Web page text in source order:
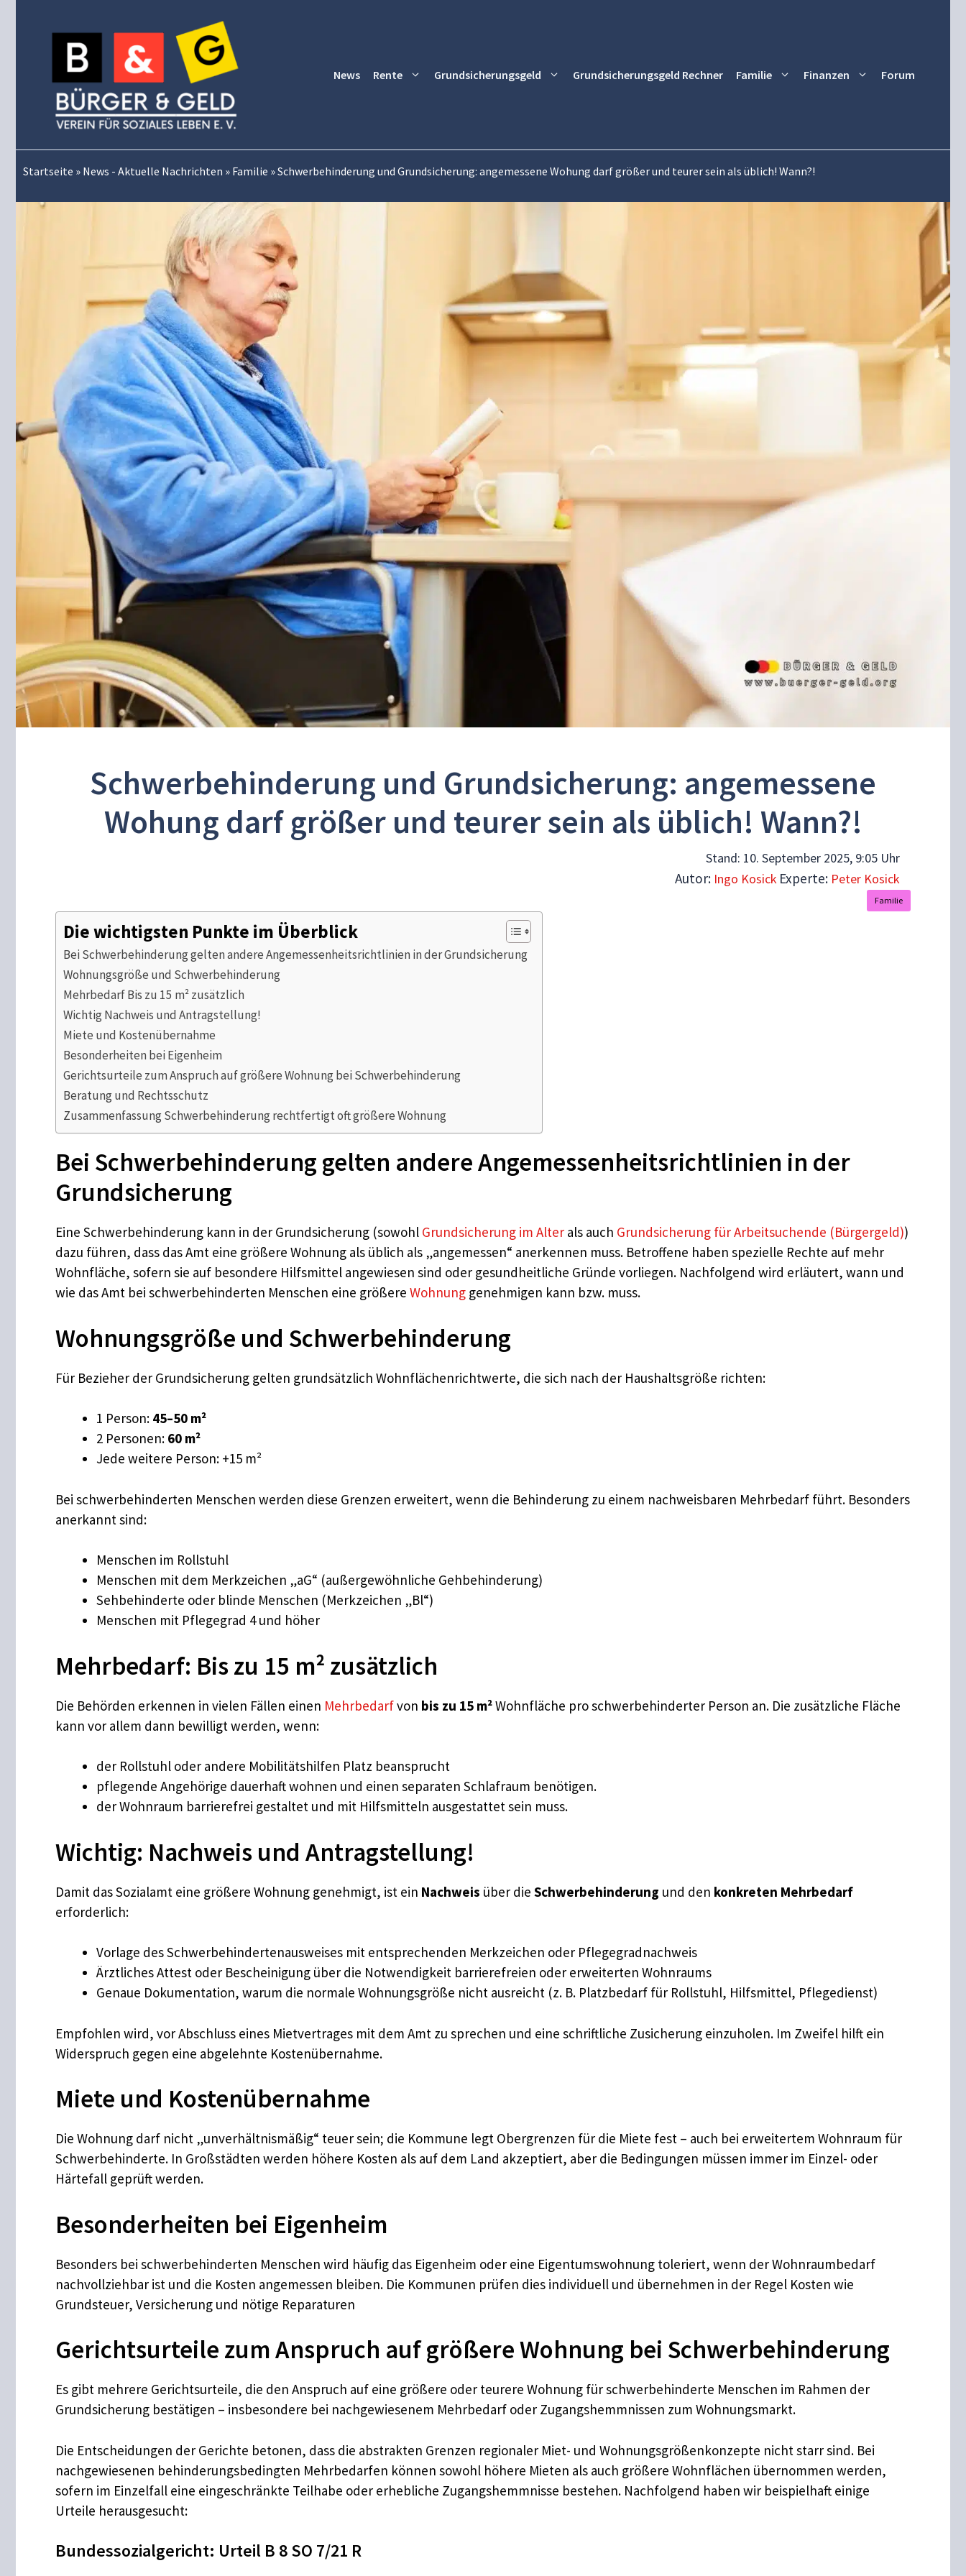
News Rente Grundsicherungsgeld Grundsicherungsgeld Rechner Familie Finanzen Forum
Startseite » News - Aktuelle Nachrichten » Familie »Schwerbehinderung und Grundsicherung: angemessene Wohung darf größer und teurer sein als üblich! Wann?!
Schwerbehinderung und Grundsicherung: angemessene
Wohung darf größer und teurer sein als üblich! Wann?!
Stand: 10. September 2025, 9:05 Uhr
Autor: Ingo Kosick Experte: Peter Kosick
Familie
Die wichtigsten Punkte im Überblick
Bei Schwerbehinderung gelten andere Angemessenheitsrichtlinien in der Grundsicherung
Wohnungsgröße und Schwerbehinderung
Mehrbedarf Bis zu 15 m² zusätzlich
Wichtig Nachweis und Antragstellung!
Miete und Kostenübernahme
Besonderheiten bei Eigenheim
Gerichtsurteile zum Anspruch auf größere Wohnung bei Schwerbehinderung
Beratung und Rechtsschutz
Zusammenfassung Schwerbehinderung rechtfertigt oft größere Wohnung
Bei Schwerbehinderung gelten andere Angemessenheitsrichtlinien in der
Grundsicherung
Eine Schwerbehinderung kann in der Grundsicherung (sowohl Grundsicherung im Alter als auch Grundsicherung für Arbeitsuchende (Bürgergeld))
dazu führen, dass das Amt eine größere Wohnung als üblich als „angemessen“ anerkennen muss. Betroffene haben spezielle Rechte auf mehr
Wohnfläche, sofern sie auf besondere Hilfsmittel angewiesen sind oder gesundheitliche Gründe vorliegen. Nachfolgend wird erläutert, wann und
wie das Amt bei schwerbehinderten Menschen eine größere Wohnung genehmigen kann bzw. muss.
Wohnungsgröße und Schwerbehinderung
Für Bezieher der Grundsicherung gelten grundsätzlich Wohnflächenrichtwerte, die sich nach der Haushaltsgröße richten:
1 Person: 45–50 m²
2 Personen: 60 m²
Jede weitere Person: +15 m²
Bei schwerbehinderten Menschen werden diese Grenzen erweitert, wenn die Behinderung zu einem nachweisbaren Mehrbedarf führt. Besonders
anerkannt sind:
Menschen im Rollstuhl
Menschen mit dem Merkzeichen „aG“ (außergewöhnliche Gehbehinderung)
Sehbehinderte oder blinde Menschen (Merkzeichen „Bl“)
Menschen mit Pflegegrad 4 und höher
Mehrbedarf: Bis zu 15 m² zusätzlich
Die Behörden erkennen in vielen Fällen einen Mehrbedarfvon bis zu 15 m²Wohnfläche pro schwerbehinderter Person an. Die zusätzliche Fläche
kann vor allem dann bewilligt werden, wenn:
der Rollstuhl oder andere Mobilitätshilfen Platz beansprucht
pflegende Angehörige dauerhaft wohnen und einen separaten Schlafraum benötigen.
der Wohnraum barrierefrei gestaltet und mit Hilfsmitteln ausgestattet sein muss.
Wichtig: Nachweis und Antragstellung!
Damit das Sozialamt eine größere Wohnung genehmigt, ist ein Nachweis über die Schwerbehinderung und den konkreten Mehrbedarf
erforderlich:
Vorlage des Schwerbehindertenausweises mit entsprechenden Merkzeichen oder Pflegegradnachweis
Ärztliches Attest oder Bescheinigung über die Notwendigkeit barrierefreien oder erweiterten Wohnraums
Genaue Dokumentation, warum die normale Wohnungsgröße nicht ausreicht (z. B. Platzbedarf für Rollstuhl, Hilfsmittel, Pflegedienst)
Empfohlen wird, vor Abschluss eines Mietvertrages mit dem Amt zu sprechen und eine schriftliche Zusicherung einzuholen. Im Zweifel hilft ein
Widerspruch gegen eine abgelehnte Kostenübernahme.
Miete und Kostenübernahme
Die Wohnung darf nicht „unverhältnismäßig“ teuer sein; die Kommune legt Obergrenzen für die Miete fest – auch bei erweitertem Wohnraum für
Schwerbehinderte. In Großstädten werden höhere Kosten als auf dem Land akzeptiert, aber die Bedingungen müssen immer im Einzel- oder
Härtefall geprüft werden.
Besonderheiten bei Eigenheim
Besonders bei schwerbehinderten Menschen wird häufig das Eigenheim oder eine Eigentumswohnung toleriert, wenn der Wohnraumbedarf
nachvollziehbar ist und die Kosten angemessen bleiben. Die Kommunen prüfen dies individuell und übernehmen in der Regel Kosten wie
Grundsteuer, Versicherung und nötige Reparaturen
Gerichtsurteile zum Anspruch auf größere Wohnung bei Schwerbehinderung
Es gibt mehrere Gerichtsurteile, die den Anspruch auf eine größere oder teurere Wohnung für schwerbehinderte Menschen im Rahmen der
Grundsicherung bestätigen – insbesondere bei nachgewiesenem Mehrbedarf oder Zugangshemmnissen zum Wohnungsmarkt.
Die Entscheidungen der Gerichte betonen, dass die abstrakten Grenzen regionaler Miet- und Wohnungsgrößenkonzepte nicht starr sind. Bei
nachgewiesenen behinderungsbedingten Mehrbedarfen können sowohl höhere Mieten als auch größere Wohnflächen übernommen werden,
sofern im Einzelfall eine eingeschränkte Teilhabe oder erhebliche Zugangshemmnisse bestehen. Nachfolgend haben wir beispielhaft einige
Urteile herausgesucht:
Bundessozialgericht: Urteil B 8 SO 7/21 R